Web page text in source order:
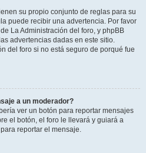
su propio conjunto de reglas para su
puede recibir una advertencia. Por favor
La Administración del foro, y phpBB
advertencias dadas en este sitio.
del foro si no está seguro de porqué fue
a un moderador?
ver un botón para reportar mensajes
el botón, el foro le llevará y guiará a
reportar el mensaje.